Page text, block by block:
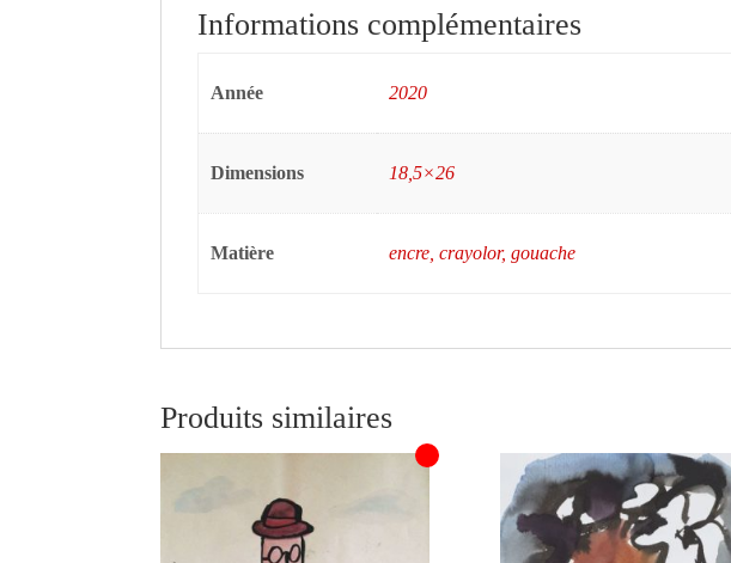
Informations complémentaires
Année 2020
Dimensions 18,5×26
Matière encre, crayolor, gouache
Produits similaires